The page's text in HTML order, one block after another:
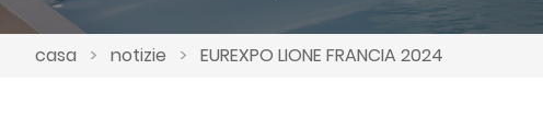
casa > notizie > EUREXPO LIONE FRANCIA 2024